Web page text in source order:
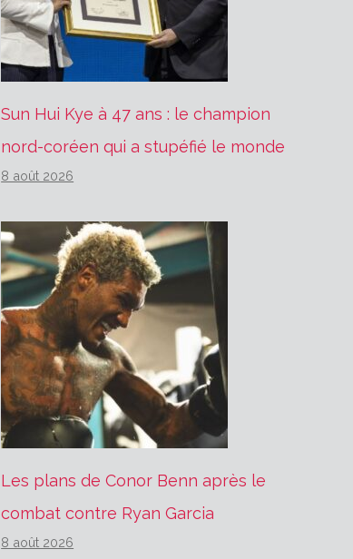
Sun Hui Kye à 47 ans : le champion
nord-coréen qui a stupéfié le monde
8 août 2026
Les plans de Conor Benn après le
combat contre Ryan Garcia
8 août 2026